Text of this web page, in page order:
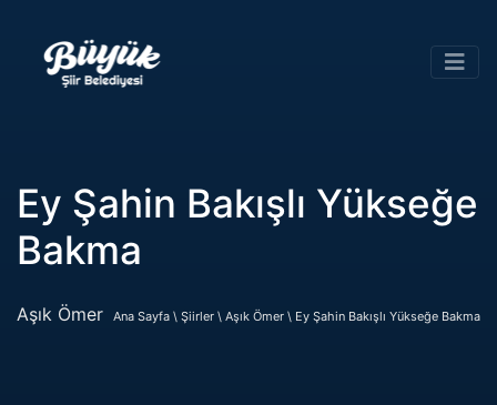
Ey Şahin Bakışlı Yükseğe
Bakma
Aşık Ömer Ana Sayfa \ Şiirler \ Aşık Ömer \ Ey Şahin Bakışlı Yükseğe Bakma